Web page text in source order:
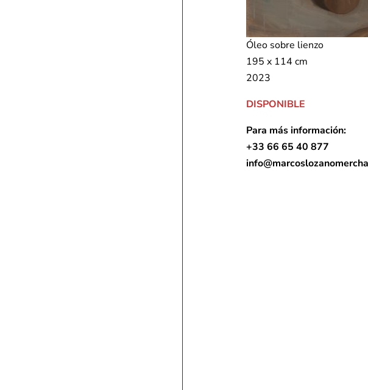
Óleo sobre lienzo
195 x 114 cm
2023
DISPONIBLE
Para más información:
+33 66 65 40 877